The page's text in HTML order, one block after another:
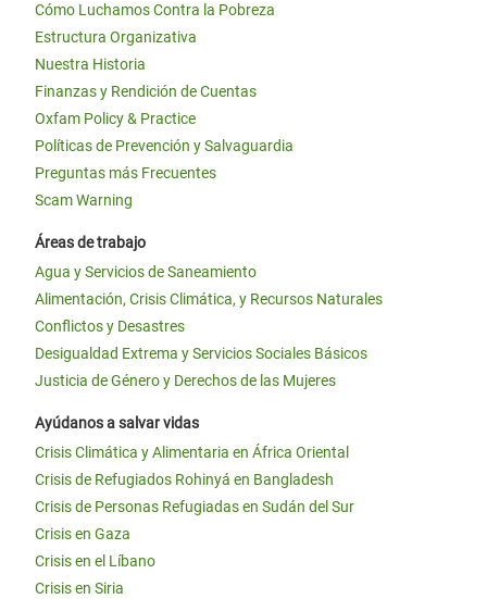
Cómo Luchamos Contra la Pobreza
Estructura Organizativa
Nuestra Historia
Finanzas y Rendición de Cuentas
Oxfam Policy & Practice
Políticas de Prevención y Salvaguardia
Preguntas más Frecuentes
Scam Warning
Áreas de trabajo
Agua y Servicios de Saneamiento
Alimentación, Crisis Climática, y Recursos Naturales
Conflictos y Desastres
Desigualdad Extrema y Servicios Sociales Básicos
Justicia de Género y Derechos de las Mujeres
Ayúdanos a salvar vidas
Crisis Climática y Alimentaria en África Oriental
Crisis de Refugiados Rohinyá en Bangladesh
Crisis de Personas Refugiadas en Sudán del Sur
Crisis en Gaza
Crisis en el Líbano
Crisis en Siria